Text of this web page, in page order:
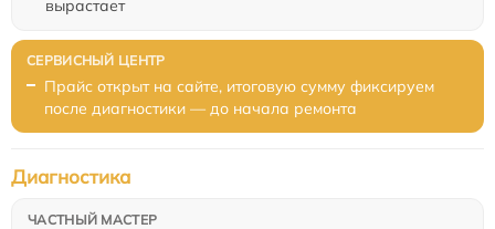
вырастает
Прайс открыт на сайте, итоговую сумму фиксируем
после диагностики — до начала ремонта
Диагностика